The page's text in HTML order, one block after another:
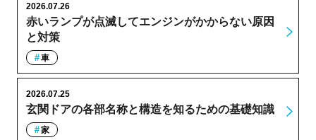
赤いランプが点滅してエンジンがかからない原因
と対策
2026.07.26
車
玄関ドアの各部名称と構造を知るための基礎知識
2026.07.25
家